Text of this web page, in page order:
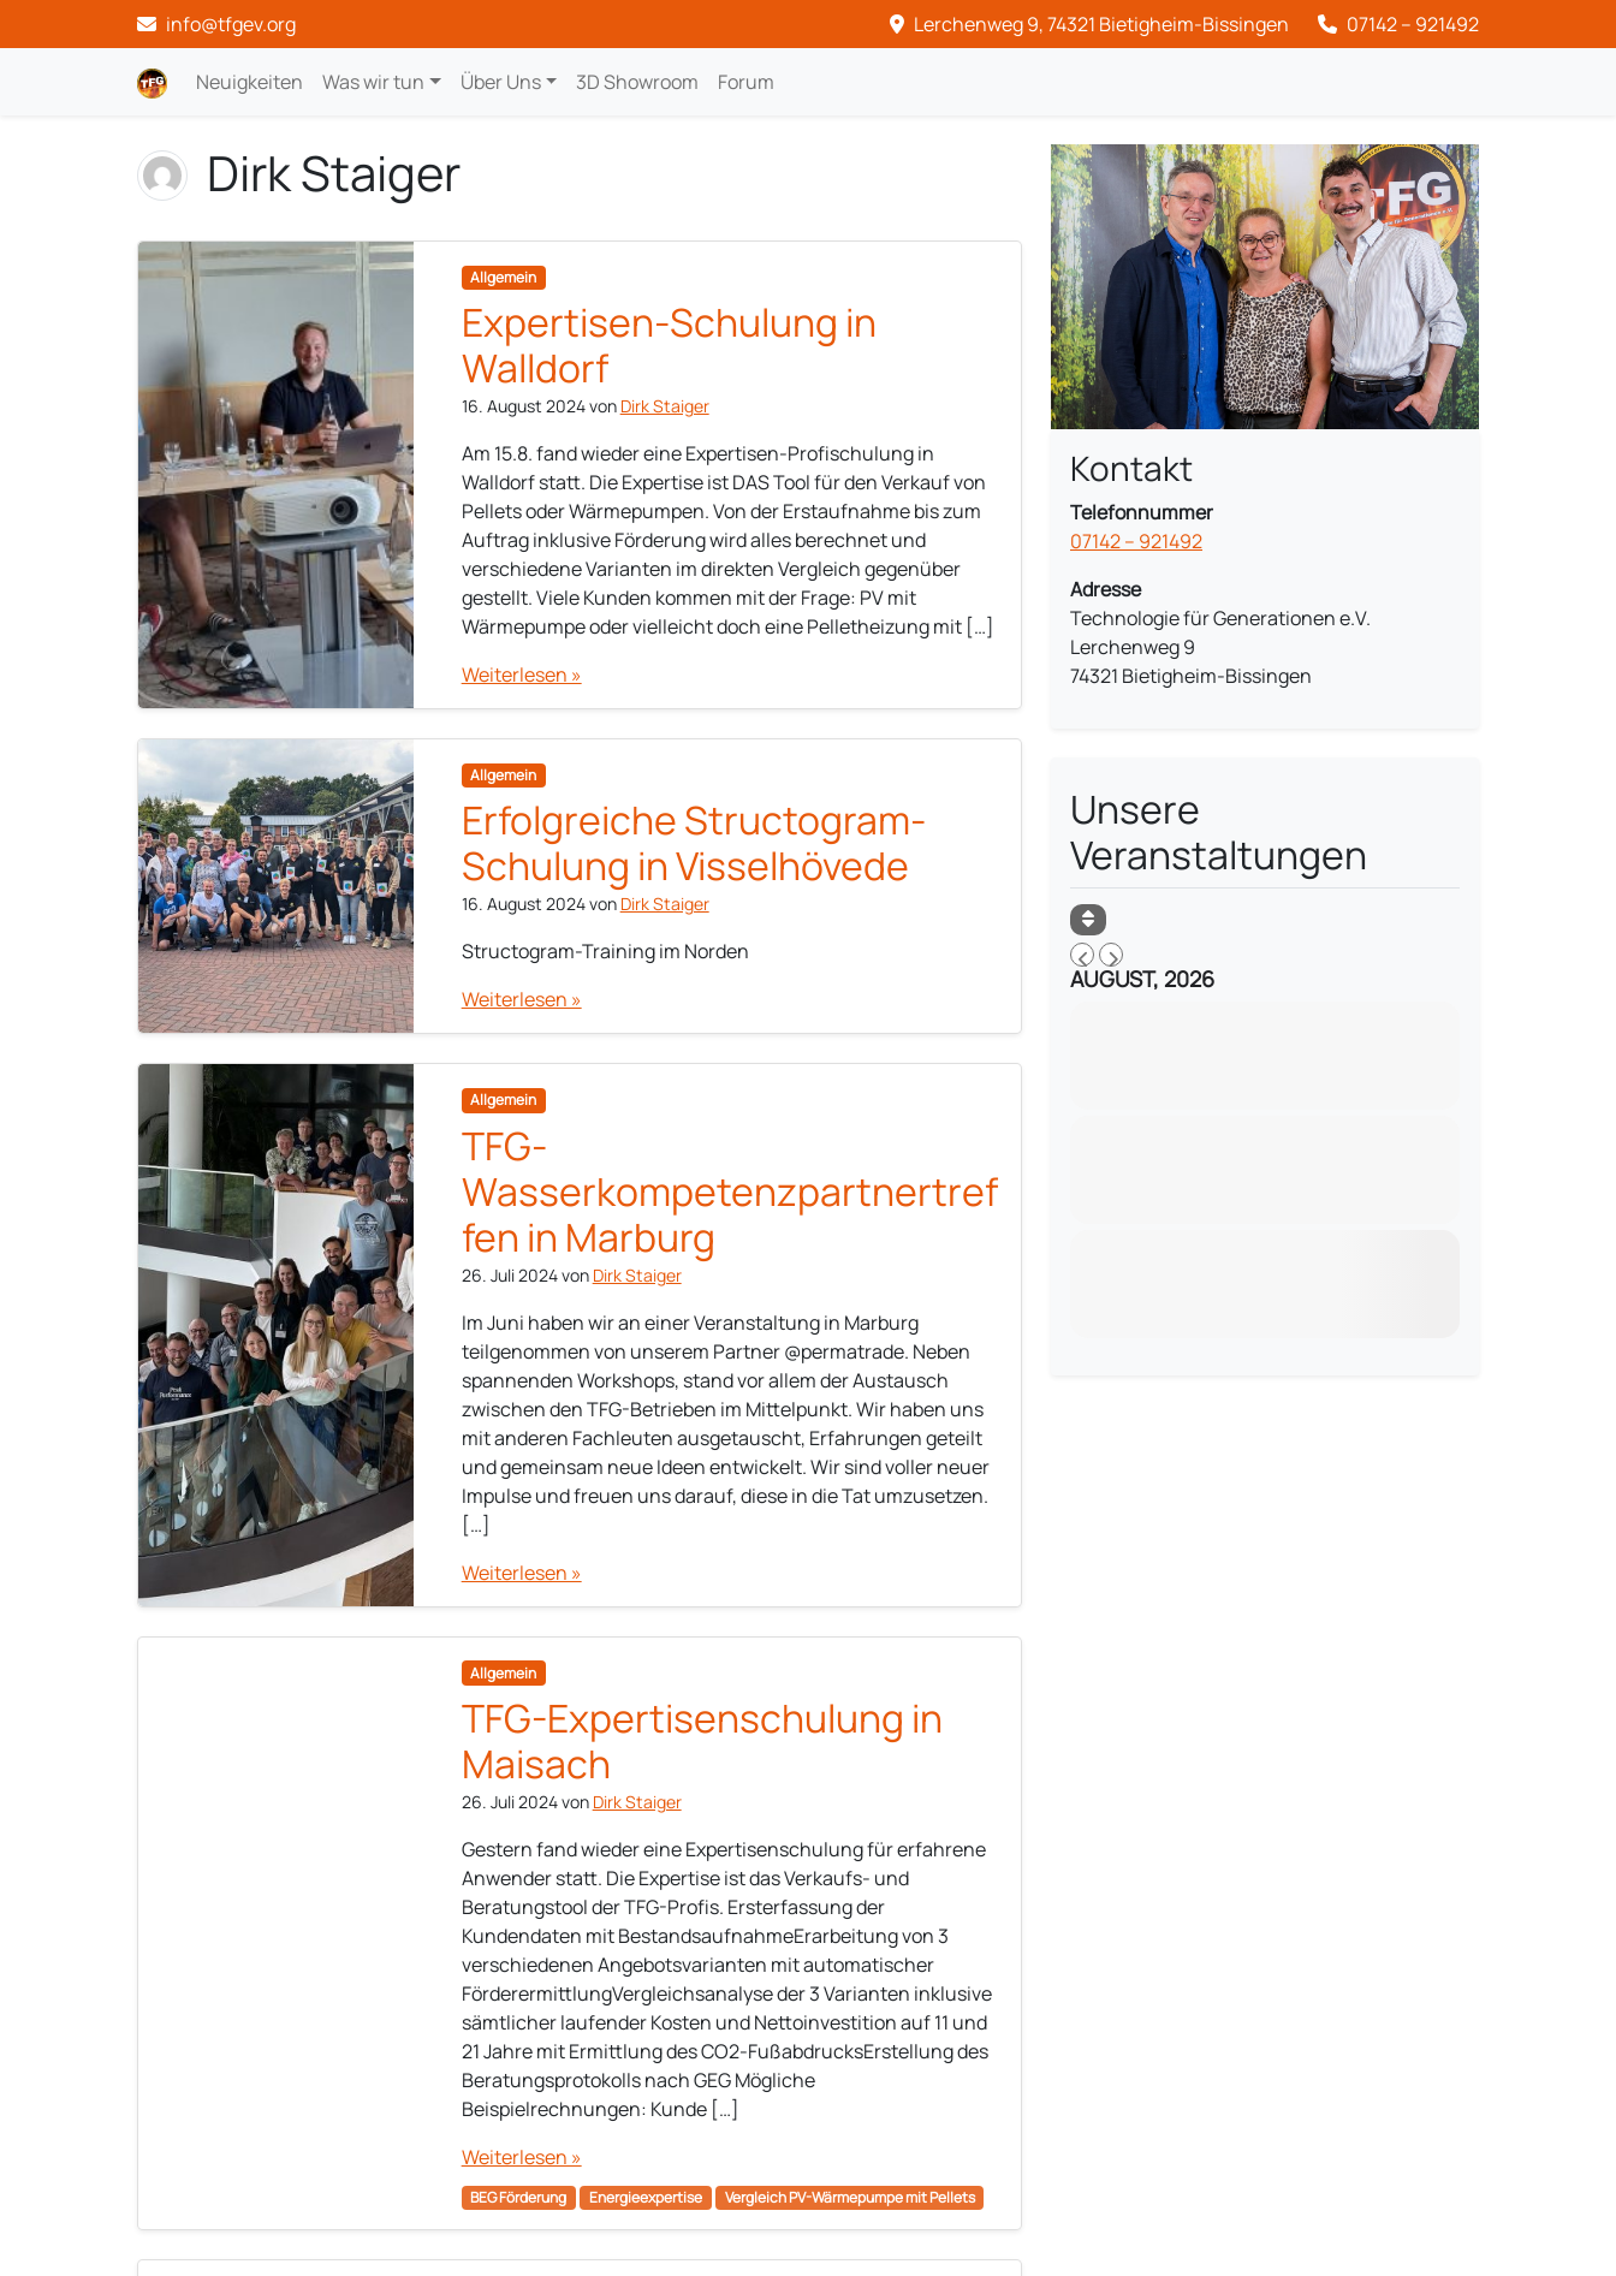
info@tfgev.org Lerchenweg 9, 74321 Bietigheim-Bissingen 07142 – 921492
Neuigkeiten Was wir tun Über Uns 3D Showroom Forum
Dirk Staiger
Allgemein
Expertisen-Schulung in
Walldorf
16. August 2024von Dirk Staiger
Am 15.8. fand wieder eine Expertisen-Profischulung in
Walldorf statt. Die Expertise ist DAS Tool für den Verkauf von
Pellets oder Wärmepumpen. Von der Erstaufnahme bis zum
Auftrag inklusive Förderung wird alles berechnet und
verschiedene Varianten im direkten Vergleich gegenüber
gestellt. Viele Kunden kommen mit der Frage: PV mit
Wärmepumpe oder vielleicht doch eine Pelletheizung mit […]
Weiterlesen »
Allgemein
Erfolgreiche Structogram-
Schulung in Visselhövede
16. August 2024von Dirk Staiger
Structogram-Training im Norden
Weiterlesen »
Allgemein
TFG-
Wasserkompetenzpartnertref
fen in Marburg
26. Juli 2024von Dirk Staiger
Im Juni haben wir an einer Veranstaltung in Marburg
teilgenommen von unserem Partner @permatrade. Neben
spannenden Workshops, stand vor allem der Austausch
zwischen den TFG-Betrieben im Mittelpunkt. Wir haben uns
mit anderen Fachleuten ausgetauscht, Erfahrungen geteilt
und gemeinsam neue Ideen entwickelt. Wir sind voller neuer
Impulse und freuen uns darauf, diese in die Tat umzusetzen.
[…]
Weiterlesen »
Allgemein
TFG-Expertisenschulung in
Maisach
26. Juli 2024von Dirk Staiger
Gestern fand wieder eine Expertisenschulung für erfahrene
Anwender statt. Die Expertise ist das Verkaufs- und
Beratungstool der TFG-Profis. Ersterfassung der
Kundendaten mit BestandsaufnahmeErarbeitung von 3
verschiedenen Angebotsvarianten mit automatischer
FörderermittlungVergleichsanalyse der 3 Varianten inklusive
sämtlicher laufender Kosten und Nettoinvestition auf 11 und
21 Jahre mit Ermittlung des CO2-FußabdrucksErstellung des
Beratungsprotokolls nach GEG Mögliche
Beispielrechnungen: Kunde […]
Weiterlesen »
BEG Förderung Energieexpertise Vergleich PV-Wärmepumpe mit Pellets
Kontakt
Telefonnummer
07142 – 921492
Adresse
Technologie für Generationen e.V.
Lerchenweg 9
74321 Bietigheim-Bissingen
Unsere
Veranstaltungen
AUGUST, 2026